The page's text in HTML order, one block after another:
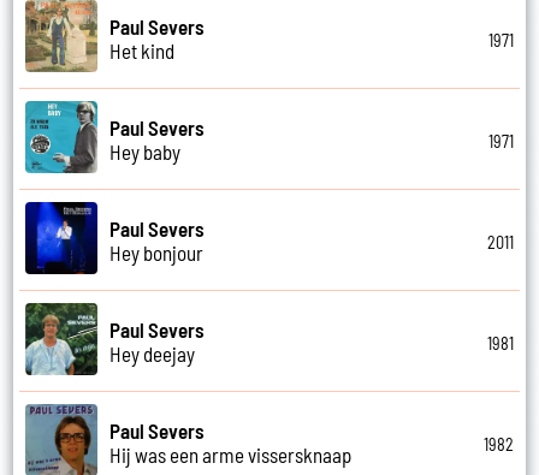
Paul Severs
Het kind
1971
Paul Severs
Hey baby
1971
Paul Severs
Hey bonjour
2011
Paul Severs
Hey deejay
1981
Paul Severs
Hij was een arme vissersknaap
1982